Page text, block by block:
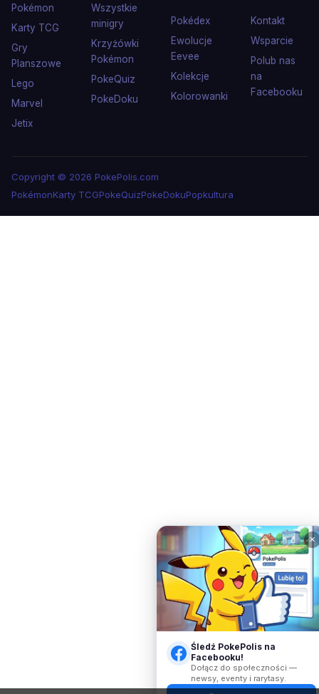
Pokémon
Karty TCG
Gry
Planszowe
Lego
Marvel
Jetix
Wszystkie
minigry
Krzyżówki
Pokémon
PokeQuiz
PokeDoku
Pokédex
Ewolucje
Eevee
Kolekcje
Kolorowanki
Kontakt
Wsparcie
Polub nas
na
Facebooku
Copyright © 2026 PokePolis.com
PokémonKarty TCGPokeQuizPokeDokuPopkultura
✕
Śledź PokePolis na
Facebooku!
Dołącz do społeczności —
newsy, eventy i rarytasy.